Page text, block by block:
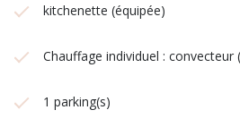
kitchenette (équipée)
Chauffage individuel : convecteur
1 parking(s)